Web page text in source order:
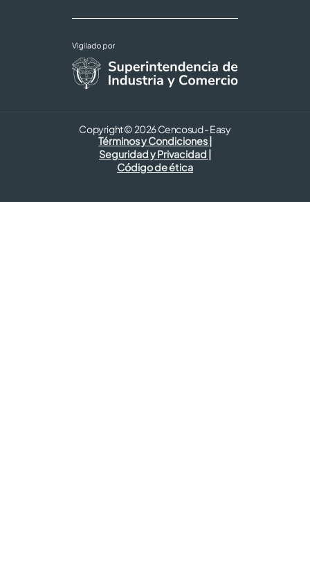
Copyright © 2026 Cencosud - Easy
Términos y Condiciones |
Seguridad y Privacidad |
Código de ética